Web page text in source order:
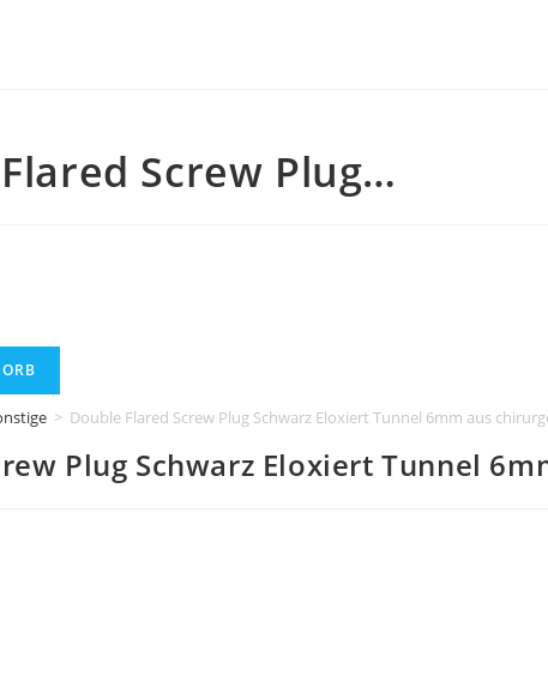
Screw Plug…
> Double Flared Screw Plug Schwarz Eloxiert Tunnel 6mm aus
Plug Schwarz Eloxiert Tunnel